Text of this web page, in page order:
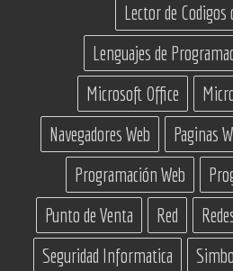
Lector de Codigos
Lenguajes de
Microsoft Office
Navegadores Web
Paginas
Programación Web
Punto de Venta
Red
Seguridad Informatica